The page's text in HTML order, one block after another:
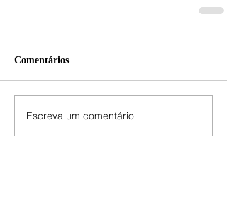
Comentários
Escreva um comentário